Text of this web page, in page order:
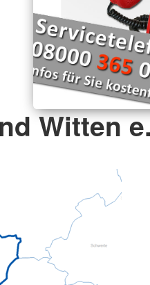
Witten